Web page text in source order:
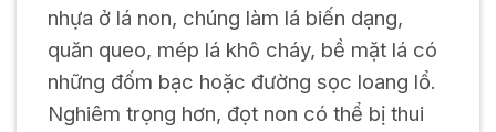
nhựa ở lá non, chúng làm lá biến dạng,
quăn queo, mép lá khô cháy, bề mặt lá có
những đốm bạc hoặc đường sọc loang lổ.
Nghiêm trọng hơn, đọt non có thể bị thui